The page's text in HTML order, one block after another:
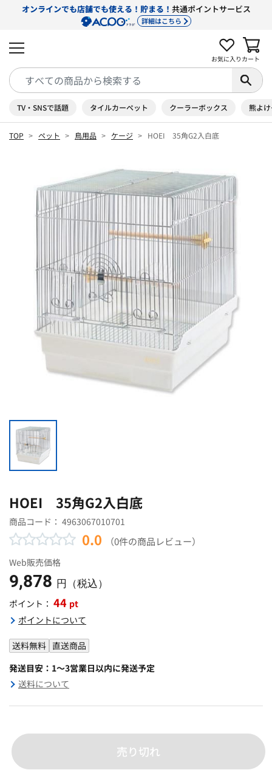
オンラインでも店舗でも使える！貯まる！ 共通ポイントサービス
詳細はこちら
お気に入り カート
TV・SNSで話題 タイルカーペット クーラーボックス 熊よ
TOP ペット 鳥用品 ケージ HOEI 35角G2入白底
HOEI 35角G2入白底
商品コード： 4963067010701
0.0 （0件の商品レビュー）
Web販売価格
9,878 円（税込）
ポイント： 44 pt
ポイントについて
送料無料 直送商品
発送目安：1～3営業日以内に発送予定
送料について
売り切れ